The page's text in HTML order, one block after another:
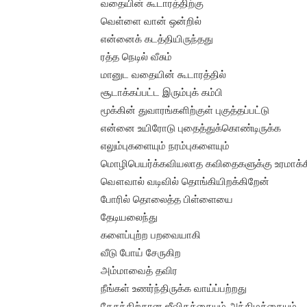
வதையின் கூடாரத்திற்கு
வெள்ளை வான் ஒன்றில்
என்னைக் கடத்தியிருந்தது
ரத்த நெடில் வீசும்
மானுட வதையின் கூடாரத்தில்
சூடாக்கப்பட்ட இரும்புக் கம்பி
மூக்கின் துவாரங்களிற்குள் புகுத்தப்பட்டு
என்னை உயிரோடு புதைத்துக்கொண்டிருக்க
எலும்புகளையும் நரம்புகளையும்
மொழிபெயர்க்கவியலாத கவிதைகளுக்கு
வௌவால் வடிவில் தொங்கியிறக்கிறேன்
போரில் தொலைத்த பிள்ளையை
தேடியலைந்து
களைப்புற்ற பறவையாகி
வீடு போய் சேருகிற
அம்மாவைத் தவிர
நீங்கள் உணர்ந்திருக்க வாய்ப்பற்றது